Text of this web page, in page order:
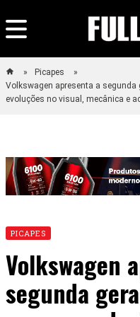
Picapes
Volkswagen apresenta a
evoluções no visual, mecânica e
PICAPES
Volkswagen
segunda